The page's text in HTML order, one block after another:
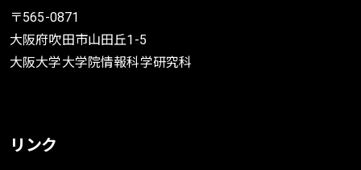
〒565-0871
大阪府吹田市山田丘1-5
大阪大学大学院情報科学研究科
リンク